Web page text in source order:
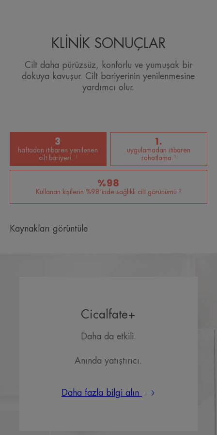
Nemlendirici, yatıştırıcı, masaj yapmaya uygun jel
Faydalar
• cilde masaj yapmayı KOLAYLAŞTIRAN jel
Hassas bölgeler için uygun, masajı kolaylaştıran nemlendirici
jel doku.
KLİNİK SONUÇLAR
Cilt daha pürüzsüz, konforlu ve yumuşak bir
dokuya kavuşur. Cilt bariyerinin yenilenmesine
yardımcı olur.
3
haftadan itibaren yenilenen
cilt bariyeri. ¹
1.
uygulamadan itibaren
rahatlama.¹
%98
Kullanan kişilerin %98'inde sağlıklı cilt görünümü.²
Kaynakları görüntüle
Cicalfate+
Daha da etkili.
Anında yatıştırıcı.
Daha fazla bilgi alın